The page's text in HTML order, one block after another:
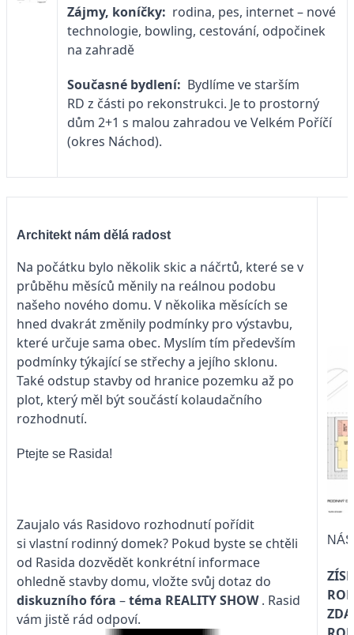
Zájmy, koníčky: rodina, pes, internet – nové
technologie, bowling, cestování, odpočinek
na zahradě
Současné bydlení: Bydlíme ve starším
RD z části po rekonstrukci. Je to prostorný
dům 2+1 s malou zahradou ve Velkém Poříčí
(okres Náchod).
Architekt nám dělá radost
Na počátku bylo několik skic a náčrtů, které se v
průběhu měsíců měnily na reálnou podobu
našeho nového domu. V několika měsících se
hned dvakrát změnily podmínky pro výstavbu,
které určuje sama obec. Myslím tím především
podmínky týkající se střechy a jejího sklonu.
Také odstup stavby od hranice pozemku až po
plot, který měl být součástí kolaudačního
rozhodnutí.
Ptejte se Rasida!
Zaujalo vás Rasidovo rozhodnutí pořídit
si vlastní rodinný domek? Pokud byste se chtěli
od Rasida dozvědět konkrétní informace
ohledně stavby domu, vložte svůj dotaz do
diskuzního fóra –téma REALITY SHOW. Rasid
vám jistě rád odpoví.